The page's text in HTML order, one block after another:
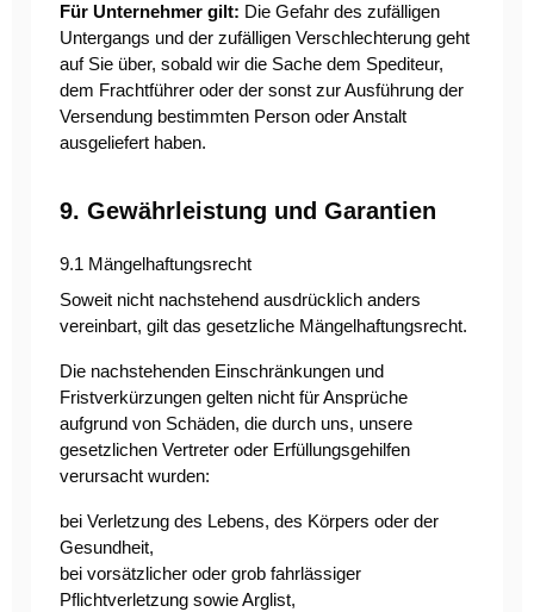
Für Unternehmer gilt: Die Gefahr des zufälligen
Untergangs und der zufälligen Verschlechterung geht
auf Sie über, sobald wir die Sache dem Spediteur,
dem Frachtführer oder der sonst zur Ausführung der
Versendung bestimmten Person oder Anstalt
ausgeliefert haben.
9. Gewährleistung und Garantien
9.1 Mängelhaftungsrecht
Soweit nicht nachstehend ausdrücklich anders
vereinbart, gilt das gesetzliche Mängelhaftungsrecht.
Die nachstehenden Einschränkungen und
Fristverkürzungen gelten nicht für Ansprüche
aufgrund von Schäden, die durch uns, unsere
gesetzlichen Vertreter oder Erfüllungsgehilfen
verursacht wurden:
bei Verletzung des Lebens, des Körpers oder der
Gesundheit,
bei vorsätzlicher oder grob fahrlässiger
Pflichtverletzung sowie Arglist,